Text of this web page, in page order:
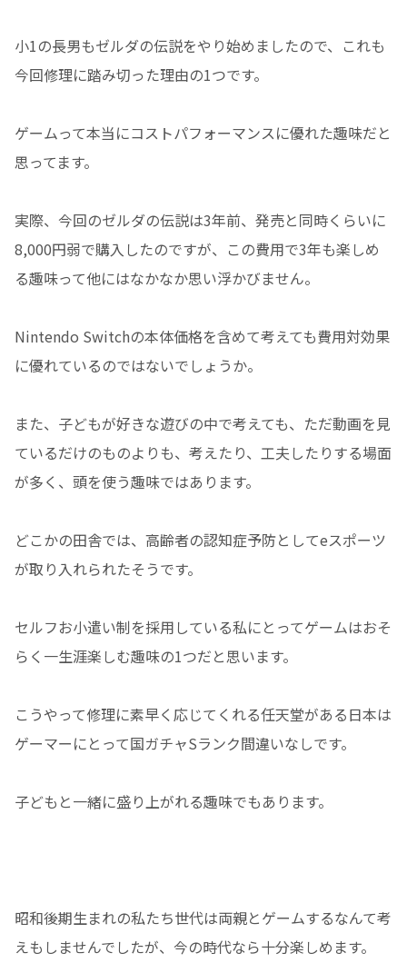
小1の長男もゼルダの伝説をやり始めましたので、これも
今回修理に踏み切った理由の1つです。
ゲームって本当にコストパフォーマンスに優れた趣味だと
思ってます。
実際、今回のゼルダの伝説は3年前、発売と同時くらいに
8,000円弱で購入したのですが、この費用で3年も楽しめ
る趣味って他にはなかなか思い浮かびません。
Nintendo Switchの本体価格を含めて考えても費用対効果
に優れているのではないでしょうか。
また、子どもが好きな遊びの中で考えても、ただ動画を見
ているだけのものよりも、考えたり、工夫したりする場面
が多く、頭を使う趣味ではあります。
どこかの田舎では、高齢者の認知症予防としてeスポーツ
が取り入れられたそうです。
セルフお小遣い制を採用している私にとってゲームはおそ
らく一生涯楽しむ趣味の1つだと思います。
こうやって修理に素早く応じてくれる任天堂がある日本は
ゲーマーにとって国ガチャSランク間違いなしです。
子どもと一緒に盛り上がれる趣味でもあります。
昭和後期生まれの私たち世代は両親とゲームするなんて考
えもしませんでしたが、今の時代なら十分楽しめます。